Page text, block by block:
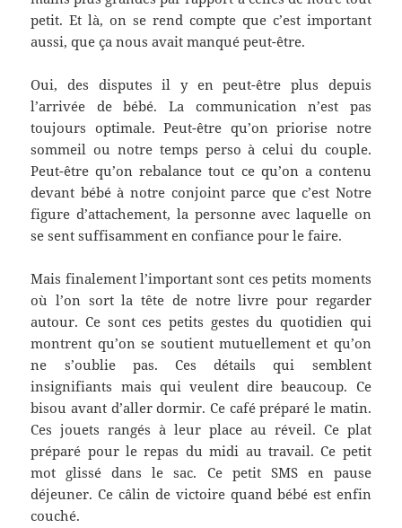
petit. Et là, on se rend compte que c’est important
aussi, que ça nous avait manqué peut-être.
Oui, des disputes il y en peut-être plus depuis
l’arrivée de bébé. La communication n’est pas
toujours optimale. Peut-être qu’on priorise notre
sommeil ou notre temps perso à celui du couple.
Peut-être qu’on rebalance tout ce qu’on a contenu
devant bébé à notre conjoint parce que c’est Notre
figure d’attachement, la personne avec laquelle on
se sent suffisamment en confiance pour le faire.
Mais finalement l’important sont ces petits moments
où l’on sort la tête de notre livre pour regarder
autour. Ce sont ces petits gestes du quotidien qui
montrent qu’on se soutient mutuellement et qu’on
ne s’oublie pas. Ces détails qui semblent
insignifiants mais qui veulent dire beaucoup. Ce
bisou avant d’aller dormir. Ce café préparé le matin.
Ces jouets rangés à leur place au réveil. Ce plat
préparé pour le repas du midi au travail. Ce petit
mot glissé dans le sac. Ce petit SMS en pause
déjeuner. Ce câlin de victoire quand bébé est enfin
couché.